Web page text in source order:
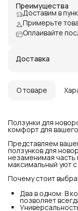
Преимущества
Доставим в
Примерьте
Оплаивайте
Доставка
О товаре
Ползунки для
комфорт для
Представляем
ползунков для
незаменимая часть
максимальный уют
Почему стоит
Два в одном: В
позволяет